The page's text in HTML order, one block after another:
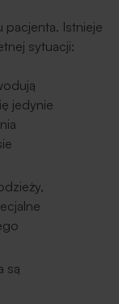
pacjenta. Istnieje
sytuacji:
jedynie
są